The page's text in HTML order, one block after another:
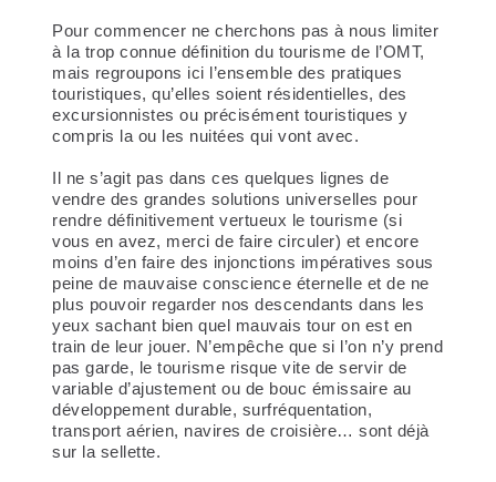
Pour commencer ne cherchons pas à nous limiter
à la trop connue définition du tourisme de l’OMT,
mais regroupons ici l’ensemble des pratiques
touristiques, qu’elles soient résidentielles, des
excursionnistes ou précisément touristiques y
compris la ou les nuitées qui vont avec.
Il ne s’agit pas dans ces quelques lignes de
vendre des grandes solutions universelles pour
rendre définitivement vertueux le tourisme (si
vous en avez, merci de faire circuler) et encore
moins d’en faire des injonctions impératives sous
peine de mauvaise conscience éternelle et de ne
plus pouvoir regarder nos descendants dans les
yeux sachant bien quel mauvais tour on est en
train de leur jouer. N’empêche que si l’on n’y prend
pas garde, le tourisme risque vite de servir de
variable d’ajustement ou de bouc émissaire au
développement durable, surfréquentation,
transport aérien, navires de croisière… sont déjà
sur la sellette.